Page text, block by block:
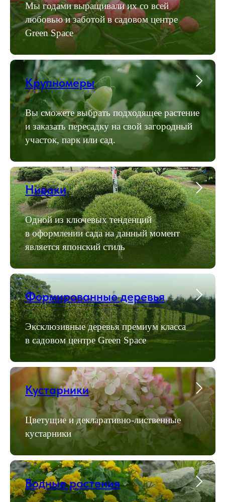
Мы годами выращивали их со всей
любовью и заботой в садовом центре
Green Space
Крупномеры
Вы сможете выбрать подходящее растение
и заказать пересадку на свой загородный
участок, парк или сад.
Ниваки
Одной из ключевых тенденций
в оформлении сада на данный момент
является японский стиль
Формированные деревья
Эксклюзивные деревья премиум класса
в садовом центре Green Space
Кустарники
Цветущие и декларативно-лиственные
кустарники
Водные растения